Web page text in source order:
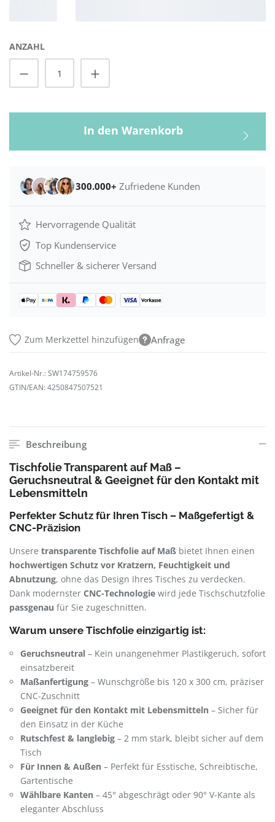
ANZAHL
Produkt Anzahl: Gib den gewünschten
In den Warenkorb
300.000+ Zufriedene Kunden
Hervorragende Qualität
Top Kundenservice
Schneller & sicherer Versand
Zum Merkzettel hinzufügen Anfrage
Artikel-Nr.: SW174759576
GTIN/EAN: 4250847507521
Beschreibung
Tischfolie Transparent auf Maß –
Geruchsneutral & Geeignet für den Kontakt mit
Lebensmitteln
Perfekter Schutz für Ihren Tisch – Maßgefertigt &
CNC-Präzision
Unsere transparente Tischfolie auf Maß bietet Ihnen einen
hochwertigen Schutz vor Kratzern, Feuchtigkeit und
Abnutzung, ohne das Design Ihres Tisches zu verdecken.
Dank modernster CNC-Technologie wird jede Tischschutzfolie
passgenau für Sie zugeschnitten.
Warum unsere Tischfolie einzigartig ist:
Geruchsneutral – Kein unangenehmer Plastikgeruch, sofort
einsatzbereit
Maßanfertigung – Wunschgröße bis 120 x 300 cm, präziser
CNC-Zuschnitt
Geeignet für den Kontakt mit Lebensmitteln – Sicher für
den Einsatz in der Küche
Rutschfest & langlebig – 2 mm stark, bleibt sicher auf dem
Tisch
Für Innen & Außen – Perfekt für Esstische, Schreibtische,
Gartentische
Wählbare Kanten – 45° abgeschrägt oder 90° V-Kante als
eleganter Abschluss